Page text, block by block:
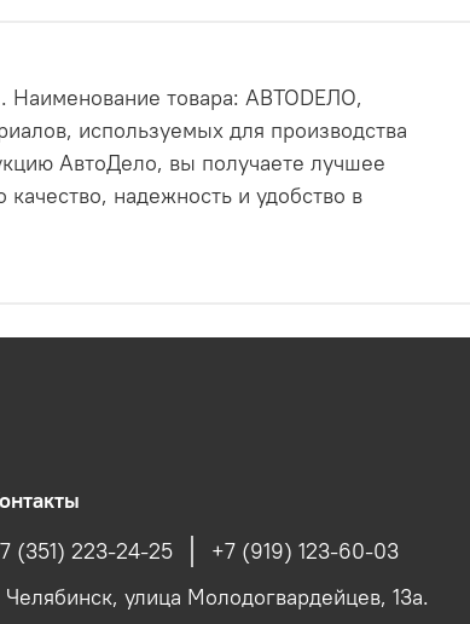
Наименование товара: АВТОDЕЛО,
используемых для производства
АвтоДело, вы получаете лучшее
надежность и удобство в
(351) 223-24-25
+7 (919) 123-60-03
Челябинск, улица Молодогвардейцев, 13а.